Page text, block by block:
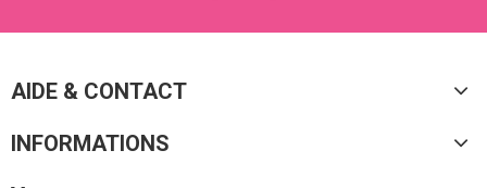
AIDE & CONTACT
INFORMATIONS